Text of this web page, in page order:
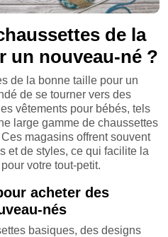
de la
un nouveau-né ?
de la bonne taille pour un
de se tourner vers des
vêtements pour bébés, tels
large gamme de chaussettes
magasins offrent souvent
et de styles, ce qui facilite la
votre tout-petit.
acheter des
nés
basiques, des designs